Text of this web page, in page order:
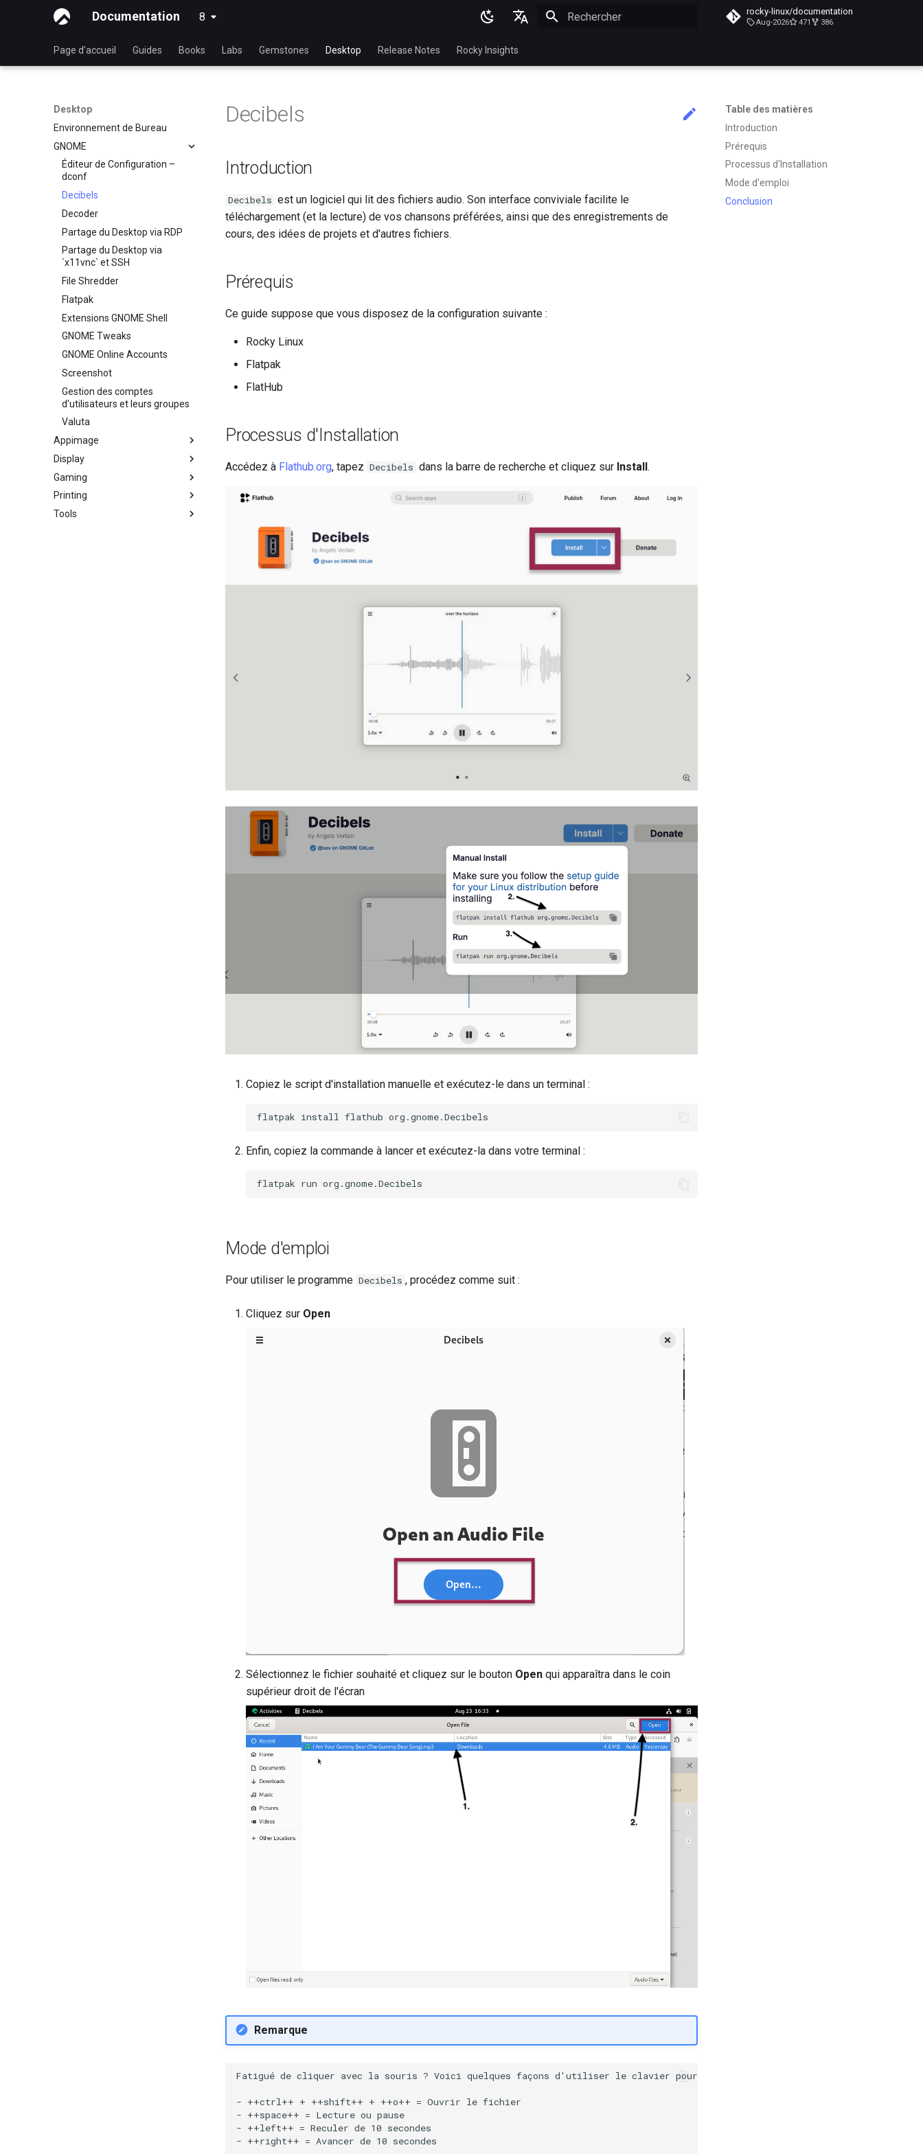
Documentation 8 latest
English
日本語
한국어
rocky-linux/documentation
Aug-2026 471 386
Page d’accueil Guides Books Labs Gemstones Desktop Release Notes Rocky Insights
Desktop
Environnement de Bureau
GNOME
Éditeur de Configuration –
dconf
Decibels
Decoder
Partage du Desktop via RDP
Partage du Desktop via
`x11vnc` et SSH
File Shredder
Flatpak
Extensions GNOME Shell
GNOME Tweaks
GNOME Online Accounts
Screenshot
Gestion des comptes
d'utilisateurs et leurs groupes
Valuta
Appimage
Installation d'AppImage avec
AppImagePool
Installation de Logiciel avec
AppImage
Display
Installation des pilotes NVIDIA
GPU
Gaming
Gaming sous Linux avec Proton
Printing
Brother All-in-One – Installation
Tools
Table des matières
Introduction
Prérequis
Processus d'Installation
Mode d'emploi
Conclusion
Decibels
Introduction
Decibels est un logiciel qui lit des fichiers audio. Son interface conviviale facilite le
téléchargement (et la lecture) de vos chansons préférées, ainsi que des enregistrements de
cours, des idées de projets et d'autres fichiers.
Prérequis
Ce guide suppose que vous disposez de la configuration suivante :
Rocky Linux
Flatpak
FlatHub
Processus d'Installation
Accédez à Flathub.org, tapez Decibels dans la barre de recherche et cliquez sur Install.
Copiez le script d'installation manuelle et exécutez-le dans un terminal :
flatpak install flathub
Enfin, copiez la commande à lancer et exécutez-la dans votre terminal :
flatpak run
Mode d'emploi
Pour utiliser le programme Decibels , procédez comme suit :
Cliquez sur Open
Sélectionnez le fichier souhaité et cliquez sur le bouton Open qui apparaîtra dans le coin
supérieur droit de l'écran
Remarque
Fatigué de cliquer avec la souris ? Voici quelques façons d'utiliser le clavier pour interagir avec des fichiers audio
- ++ctrl++ + ++shift++ + ++o++ = Ouvrir le fichier
- ++space++ = Lecture ou pause
- ++left++ = Reculer de 10 secondes